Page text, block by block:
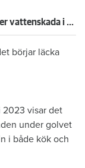
600 kronor dyrare att bo efter vattenskada i Varberg
börjar läcka
2023 visar det
under golvet
i både kök och